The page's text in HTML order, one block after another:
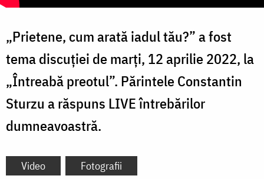
„Prietene, cum arată iadul tău?” a fost
tema discuției de marți, 12 aprilie 2022, la
„Întreabă preotul”. Părintele Constantin
Sturzu a răspuns LIVE întrebărilor
dumneavoastră.
Video Fotografii